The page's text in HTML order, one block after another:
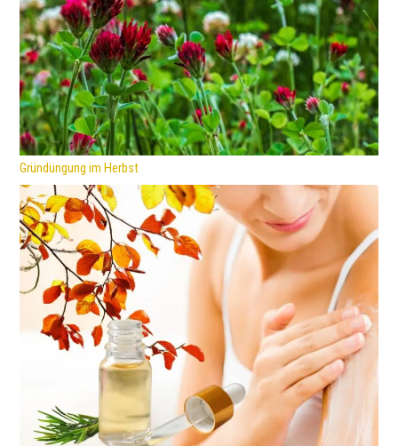
Gründüngung im Herbst